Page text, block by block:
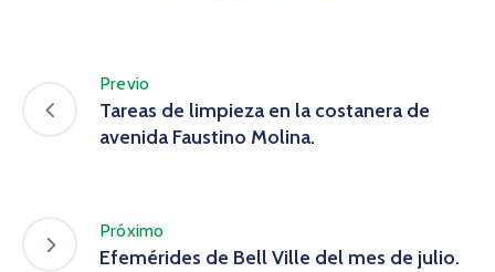
Previo
Tareas de limpieza en la costanera de
avenida Faustino Molina.
Próximo
Efemérides de Bell Ville del mes de julio.